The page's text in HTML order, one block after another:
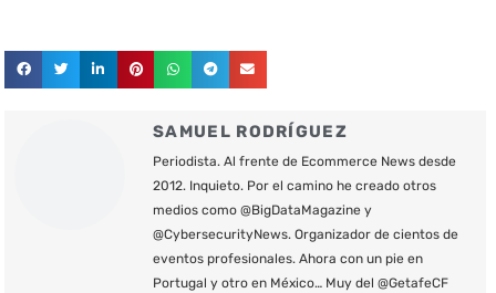
SAMUEL RODRÍGUEZ
Periodista. Al frente de Ecommerce News desde
2012. Inquieto. Por el camino he creado otros
medios como @BigDataMagazine y
@CybersecurityNews. Organizador de cientos de
eventos profesionales. Ahora con un pie en
Portugal y otro en México… Muy del @GetafeCF